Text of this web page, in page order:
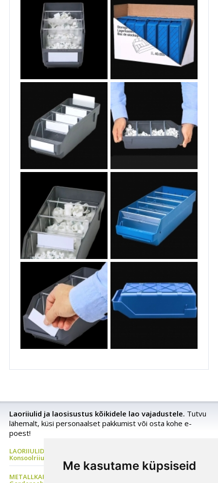
Me kasutame küpsiseid
Laoriiulid ja laosisustus kõikidele lao vajadustele. Tutvu
lähemalt, küsi personaalset pakkumist või osta kohe e-
poest!
LAORIIULID Metallriiul, Kaubaaluste riiul, Rehviriiul,
Konsoolriiul, Korrusladu
METALLKAPP Metallist Riidekapp, Kontorikapp,